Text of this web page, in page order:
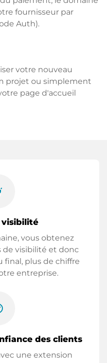
fournisseur par
Auth).
votre nouveau
projet ou simplement
page d'accueil
visibilité
vous obtenez
visibilité et donc
final, plus de chiffre
entreprise.
des clients
une extension